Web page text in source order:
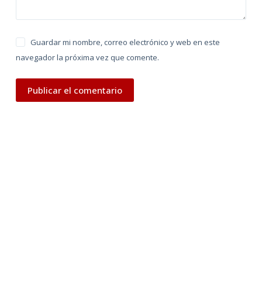
Guardar mi nombre, correo electrónico y web en este
navegador la próxima vez que comente.
Publicar el comentario